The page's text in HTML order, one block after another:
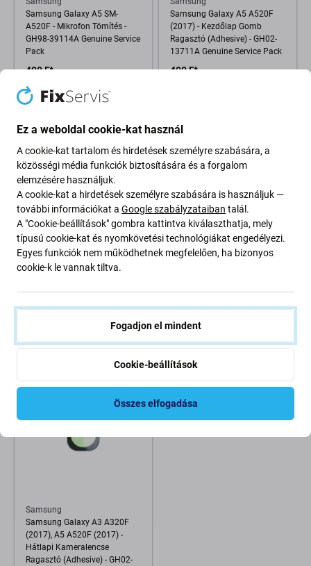
Samsung Galaxy A5 SM-
A520F - Mikrofon Tömítés -
GH98-39114A Genuine Service
Pack
400 Ft
RAKTÁRON 1 db
Samsung Galaxy A5 A520F
(2017) - Kezdőlap Gomb
Ragasztó (Adhesive) - GH02-
13711A Genuine Service Pack
400 Ft
Samsung
Samsung Galaxy A3 A320F
kártya olvasó - 3709-001883
Genuine Service Pack
RAKTÁRON 1 db
Samsung
GH96-10607A Genuine Service
Pack
400 Ft
RAKTÁRON 1 db
Samsung
Samsung Galaxy A3 A320F
(2017), A5 A520F (2017) -
Hátlapi Kameralencse
Ragasztó (Adhesive) - GH02-
Ez a weboldal cookie-kat használ
A cookie-kat tartalom és hirdetések személyre szabására, a
közösségi média funkciók biztosítására és a forgalom
elemzésére használjuk.
A cookie-kat a hirdetések személyre szabására is használjuk —
további információkat a Google szabályzataiban talál.
A "Cookie-beállítások" gombra kattintva kiválaszthatja, mely
típusú cookie-kat és nyomkövetési technológiákat engedélyezi.
Egyes funkciók nem működhetnek megfelelően, ha bizonyos
cookie-k le vannak tiltva.
Fogadjon el mindent
Cookie-beállítások
Összes elfogadása